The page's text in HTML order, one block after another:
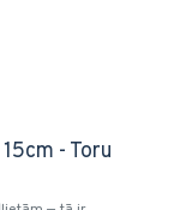
- Toru